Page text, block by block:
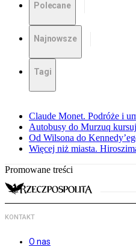
Polecane
Najnowsze
Tagi
Claude Monet. Podróże i
Autobusy do Murzuq
Od Wilsona do
Więcej niż miasta.
Promowane treści
KONTAKT
O nas